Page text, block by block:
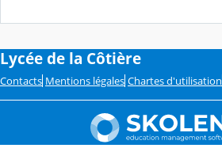
Lycée de la Côtière
Contacts Mentions légales Chartes d'utilisation